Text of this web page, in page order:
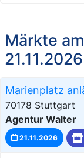
Märkte
21.11.2026
Marienplatz
70178 Stuttgart
Agentur Walter
21.11.2026